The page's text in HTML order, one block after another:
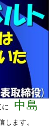
に 中島
します 。